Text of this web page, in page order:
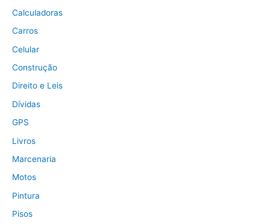
Calculadoras
Carros
Celular
Construção
Direito e Leis
Dívidas
GPS
Livros
Marcenaria
Motos
Pintura
Pisos